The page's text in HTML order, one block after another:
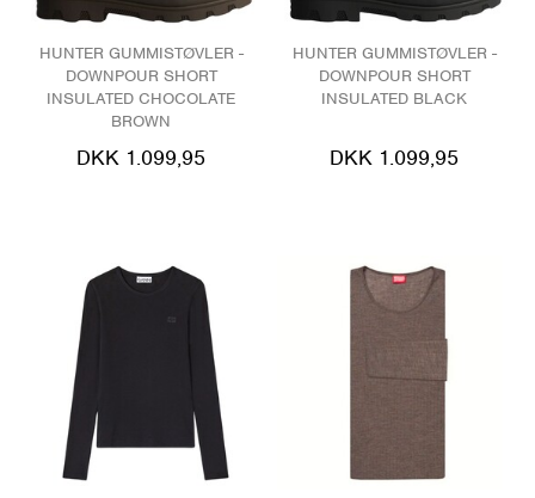
HUNTER GUMMISTØVLER -
DOWNPOUR SHORT
INSULATED CHOCOLATE
BROWN
DKK 1.099,95
HUNTER GUMMISTØVLER -
DOWNPOUR SHORT
INSULATED BLACK
DKK 1.099,95